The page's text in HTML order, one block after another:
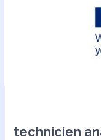
technicien